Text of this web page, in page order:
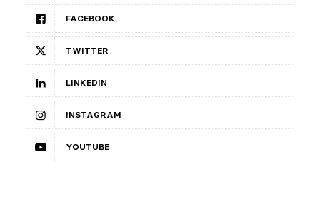
FACEBOOK
TWITTER
LINKEDIN
INSTAGRAM
YOUTUBE